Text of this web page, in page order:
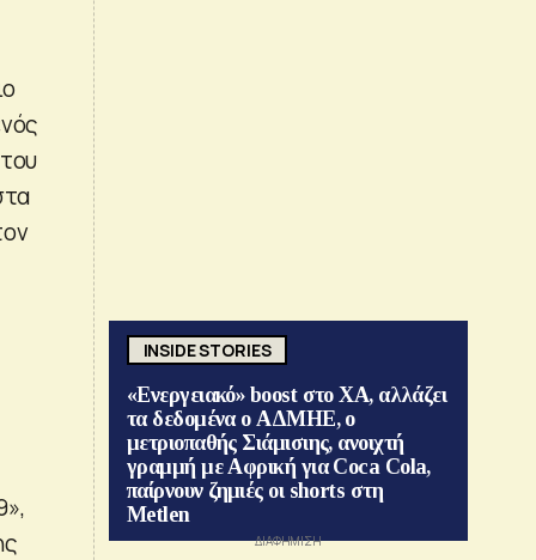
INSIDE STORIES
«Ενεργειακό» boost στο ΧΑ, αλλάζει
τα δεδομένα ο ΑΔΜΗΕ, ο
μετριοπαθής Σιάμισιης, ανοιχτή
γραμμή με Αφρική για Coca Cola,
παίρνουν ζημιές οι shorts στη
Metlen